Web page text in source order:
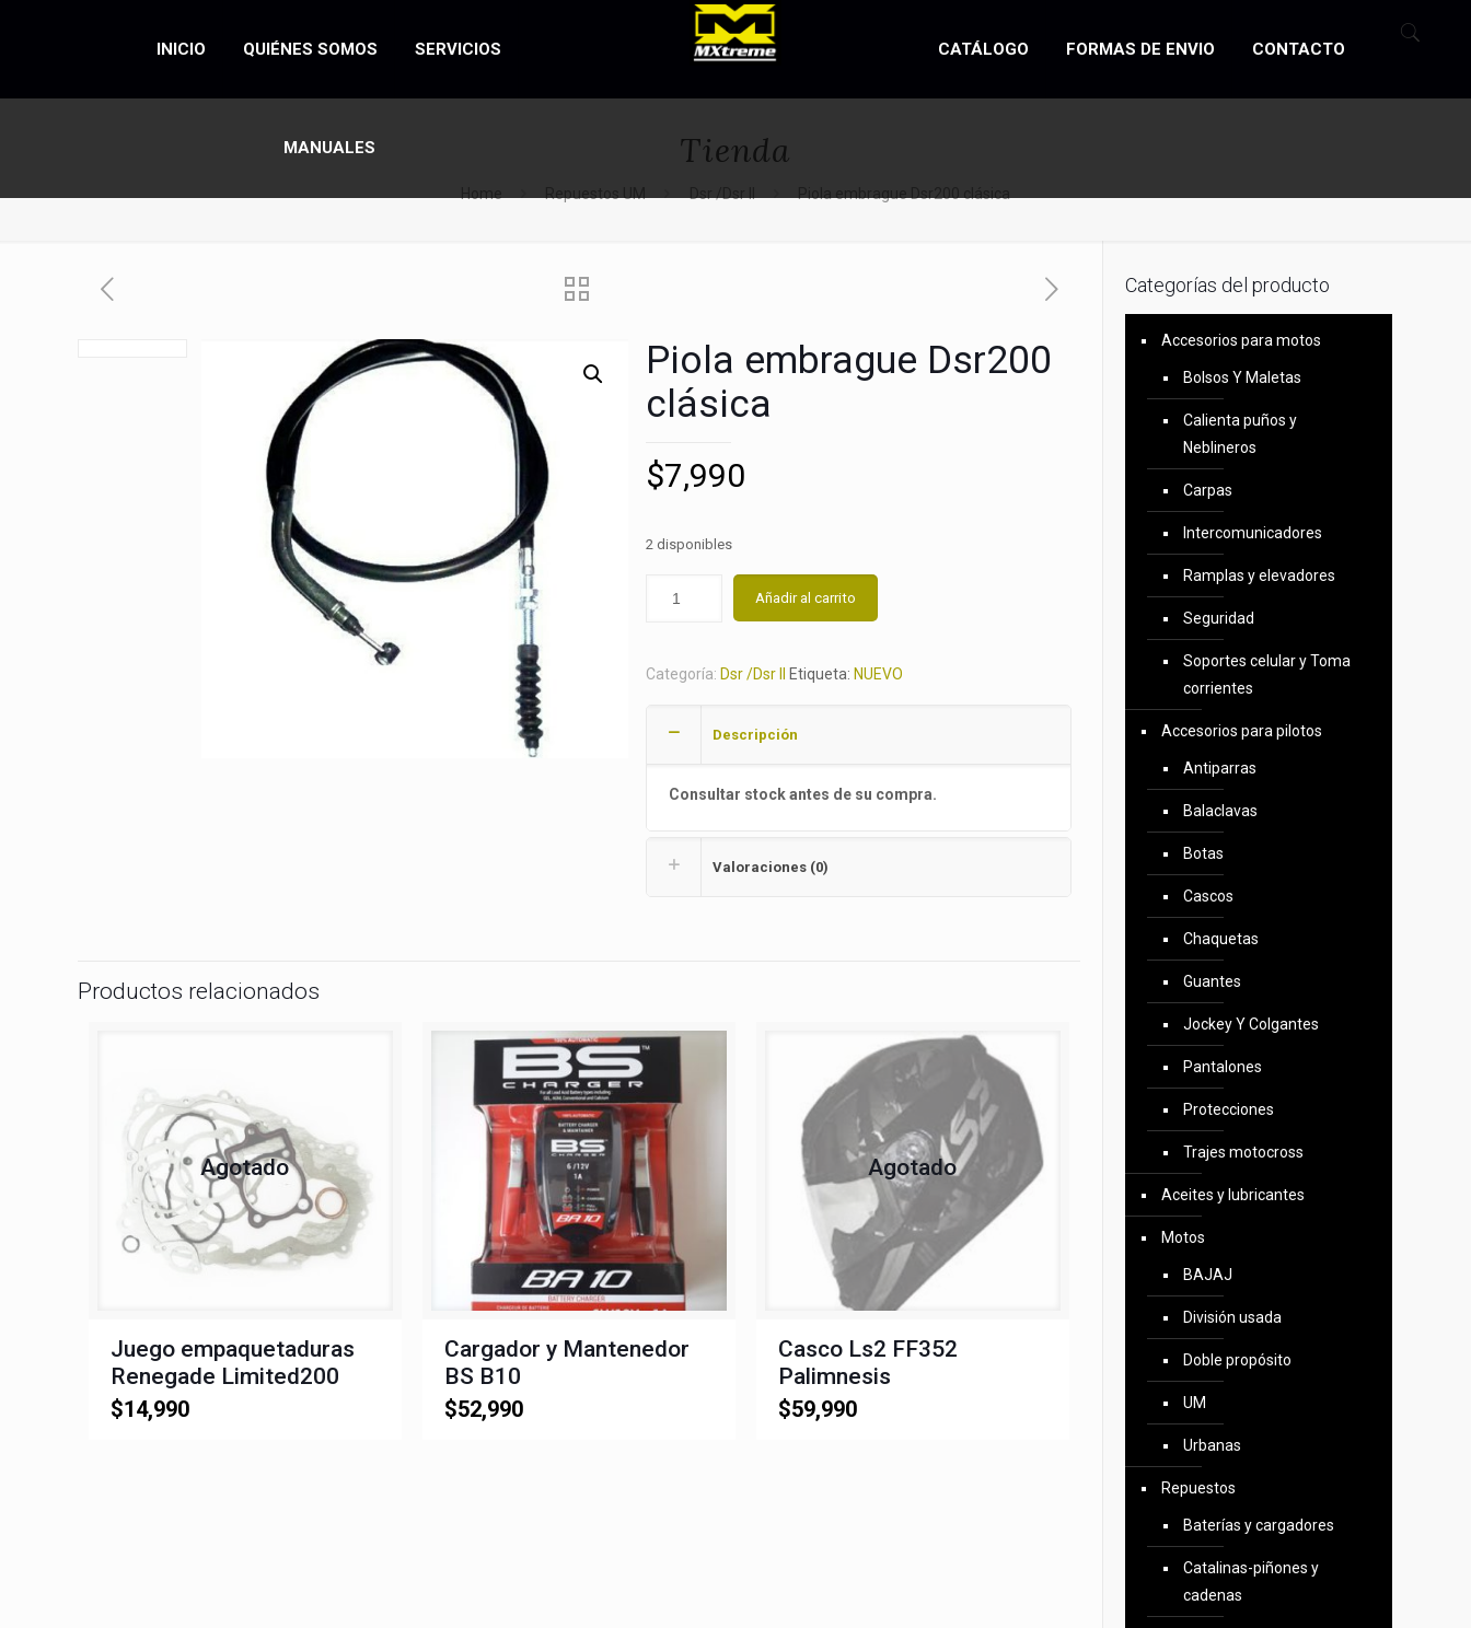
INICIO QUIÉNES SOMOS SERVICIOS
MANUALES
CATÁLOGO FORMAS DE ENVIO CONTACTO
Tienda
Piola embrague Dsr200
clásica
$7,990
2 disponibles
Añadir al carrito
Categoría: Dsr /Dsr II Etiqueta: NUEVO
Descripción
Consultar stock antes de su compra.
Valoraciones (0)
Productos relacionados
Agotado
Juego empaquetaduras
Renegade Limited200
$14,990
Cargador y Mantenedor
BS B10
$52,990
Agotado
Casco Ls2 FF352
Palimnesis
$59,990
Categorías del producto
Accesorios para motos
Bolsos Y Maletas
Calienta puños y
Neblineros
Carpas
Intercomunicadores
Ramplas y elevadores
Seguridad
Soportes celular y Toma
corrientes
Accesorios para pilotos
Antiparras
Balaclavas
Botas
Cascos
Chaquetas
Guantes
Jockey Y Colgantes
Pantalones
Protecciones
Trajes motocross
Aceites y lubricantes
Motos
BAJAJ
División usada
Doble propósito
UM
Urbanas
Repuestos
Baterías y cargadores
Catalinas-piñones y
cadenas